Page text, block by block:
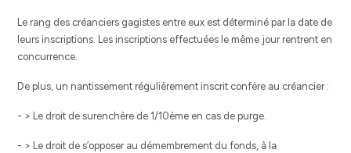
Le rang des créanciers gagistes entre eux est déterminé par la date de
leurs inscriptions. Les inscriptions effectuées le même jour rentrent en
concurrence.
De plus, un nantissement régulièrement inscrit confère au créancier :
- > Le droit de surenchère de 1/10ème en cas de purge.
- > Le droit de s’opposer au démembrement du fonds, à la